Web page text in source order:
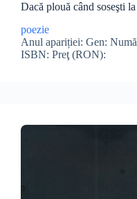
Dacă plouă când soseşti
poezie
Anul apariției: Gen:
ISBN: Preţ (RON):